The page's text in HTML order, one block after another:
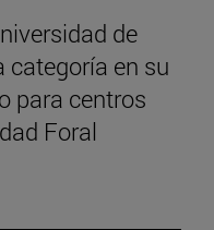
de
categoría en su
para centros
Foral